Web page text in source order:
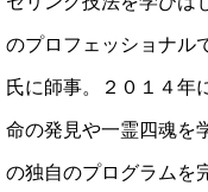
のプロフェッショナル
氏に師事。２０１４年
命の発見や一霊四魂を
の独自のプログラムを